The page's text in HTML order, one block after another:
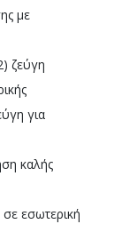
με
ζεύγη
για
καλής
εσωτερική